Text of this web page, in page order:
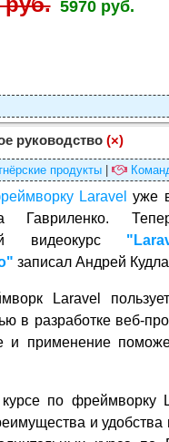
5970 руб.
руководство (×)
продукты
Laravel уже
Гавриленко.
видеокурс
записал Андрей
Laravel
в разработке веб-
и применение
по фреймворку
и удобства